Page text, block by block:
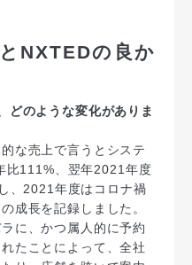
とNXTEDの良か
どのような変化がありま
な売上で言うとシステ
比111%、翌年2021年度
、2021年度はコロナ禍
成長を記録しました。
に、かつ属人的に予約
たことによって、全社